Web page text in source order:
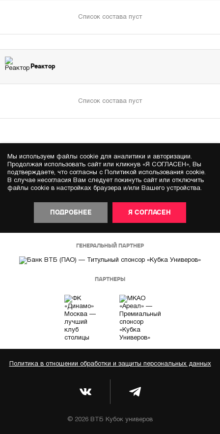
Список состава пуст
Реактор
Список состава пуст
Мы используем файлы cookie для аналитики и авторизации.
Продолжая использовать сайт или кликнув «Я СОГЛАСЕН», Вы
подтверждаете, что согласны с Политикой использования cookie.
В случае несогласия Вам следует покинуть сайт или отключить
файлы cookie в настройках браузера и/или Вашего устройства.
ПОДРОБНЕЕ Я СОГЛАСЕН
ГЕНЕРАЛЬНЫЙ ПАРТНЕР
ПАРТНЕРЫ
© 2026 ВТБ Кубок универов
Политика в отношении обработки и защиты персональных данных